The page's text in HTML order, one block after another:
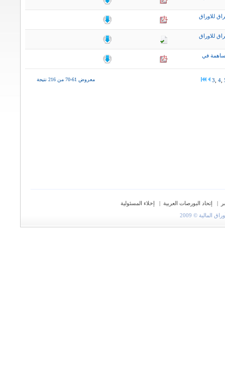
للاوراق
للاوراق
في
معروض 61-70 من 216 نتيجة 3 4
| إتحاد البورصات العربية |
إخلاء المسئولية
© 2009